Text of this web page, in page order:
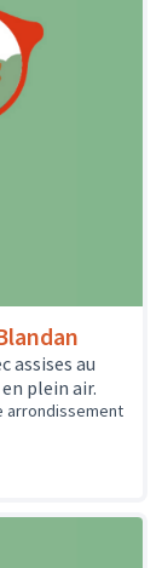
assises au
plein air.
arrondissement